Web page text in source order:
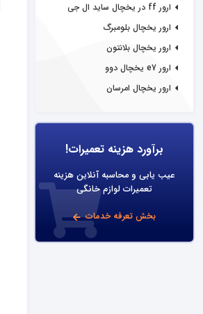
ارور ff در یخچال ساید ال جی
ارور یخچال بلومبرگ
ارور یخچال بلانتون
ارور e7 یخچال دوو
ارور یخچال امرسان
برآورد هزینه تعمیرات!
عیب یابی و محاسبه آنلاین هزینه
تعمیرات لوازم خانگی
بخش تعرفه خدمات